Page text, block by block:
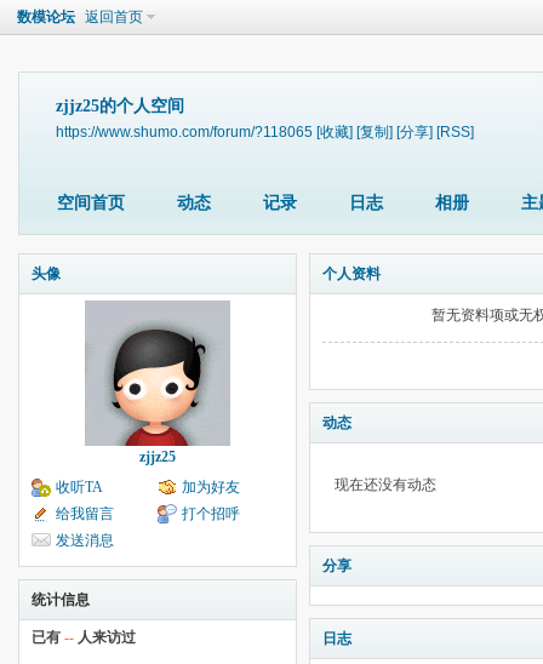
数模论坛 返回首页
zjjz25的个人空间
https://www.shumo.com/forum/?118065 [收藏] [复制] [分享] [RSS]
空间首页 动态 记录 日志 相册 主
头像
zjjz25
收听TA
加为好友
给我留言
打个招呼
发送消息
统计信息
已有 -- 人来访过
个人资料
暂无资料项或无
动态
现在还没有动态
分享
日志